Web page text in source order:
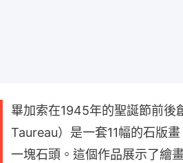
畢加索在1945年的聖誕節前後
Taureau）是一套11幅的石版
一塊石頭。這個作品展示了繪